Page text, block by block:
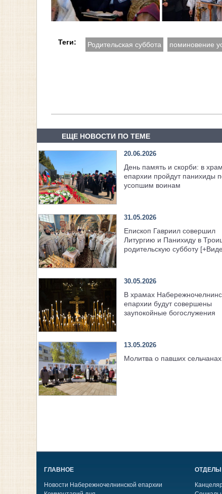
Теги: Родительская суббота поминовение
ЕЩЕ НОВОСТИ ПО ТЕМЕ
20.06.2026
День память и скорби: в
епархии пройдут панихиды
усопшим воинам
31.05.2026
Епископ Гавриил совершил
Литургию и Панихиду в
родительскую субботу
30.05.2026
В храмах
епархии будут совершены
заупокойные богослужения
13.05.2026
Молитва о павших сельчанах
ГЛАВНОЕ
Новости Набережночелнинской епархии
ОТДЕЛЫ